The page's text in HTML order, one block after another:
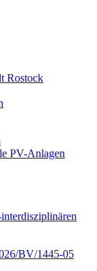
Rostock
PV-Anlagen
BV/1445-05